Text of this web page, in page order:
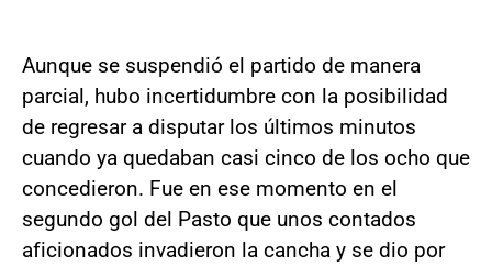
Aunque se suspendió el partido de manera
parcial, hubo incertidumbre con la posibilidad
de regresar a disputar los últimos minutos
cuando ya quedaban casi cinco de los ocho que
concedieron. Fue en ese momento en el
segundo gol del Pasto que unos contados
aficionados invadieron la cancha y se dio por